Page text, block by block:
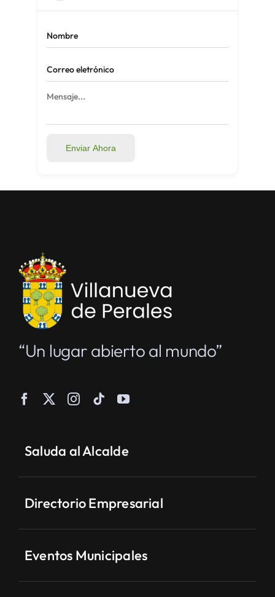
Enviar Ahora
“Un lugar abierto al mundo”
Saluda al Alcalde
Directorio Empresarial
Eventos Municipales